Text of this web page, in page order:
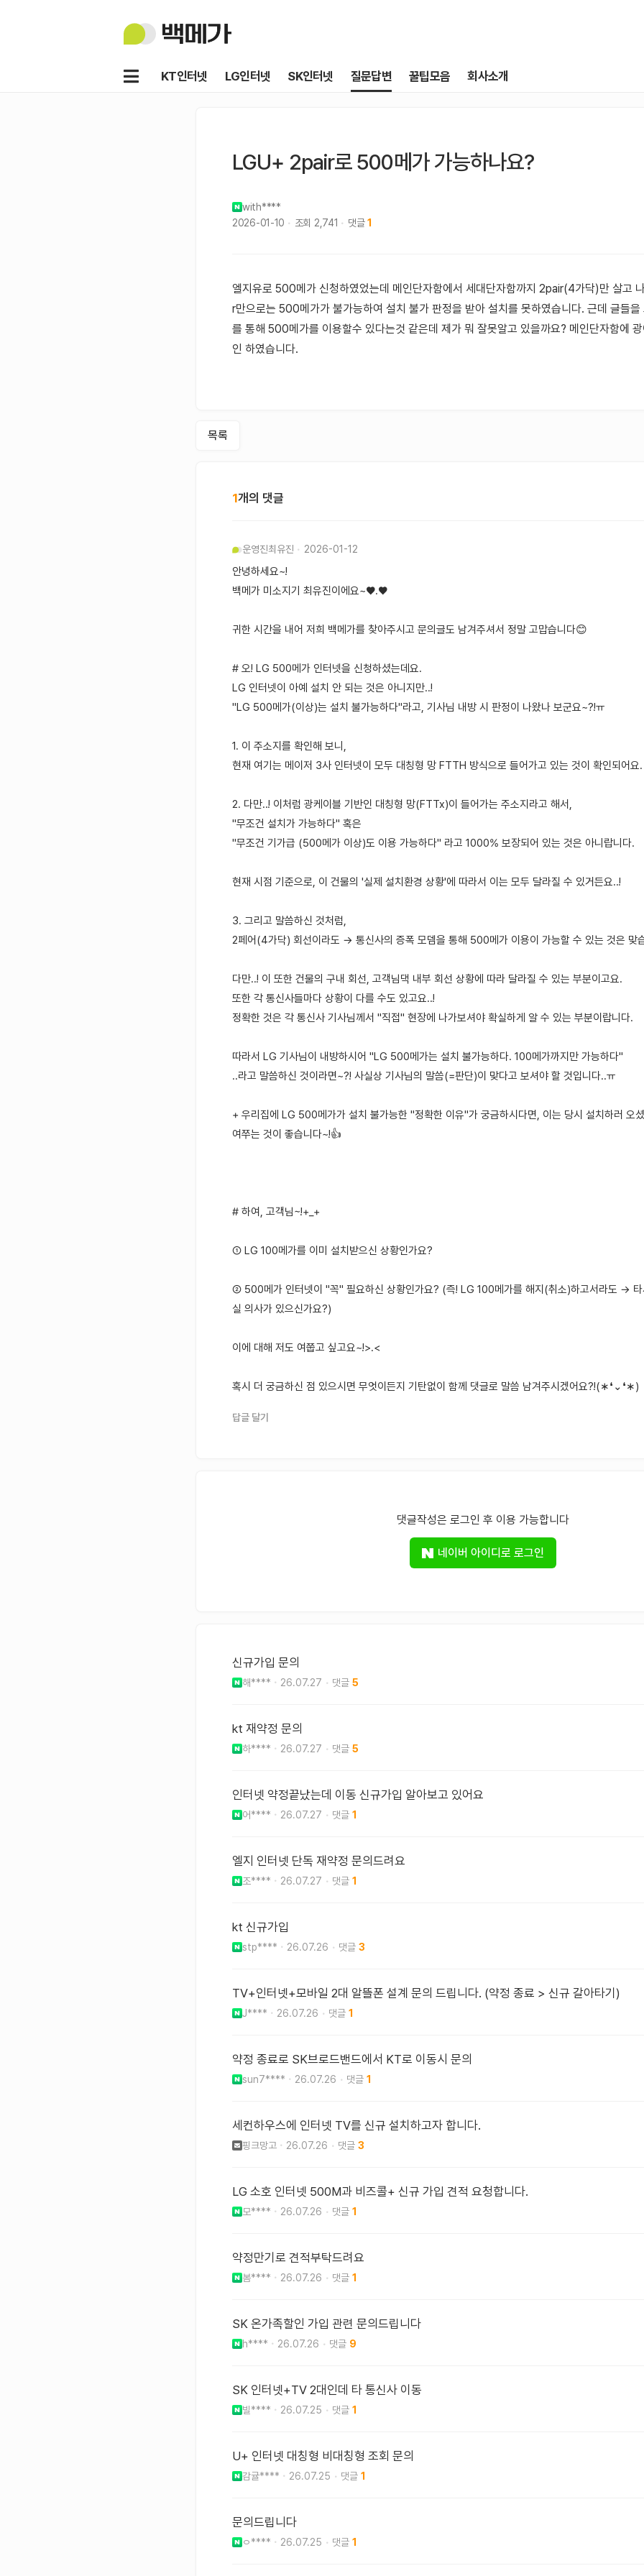
백
KT인터넷
LG인터넷 SK인터넷 질문답변 꿀팁모음 회사소개
메
LGU+ 2pair로 500메가 가능하나요?
with****
2026-01-10
조회 2,741 댓글 1
엘지유로 500메가 신청하였었는데 메인단자함에서 세대단자함까지 2pair(4가닥)만 살고
r만으로는 500메가가 불가능하여 설치 불가 판정을 받아 설치를 못하였습니다. 근데 글들을
를 통해 500메가를 이용할수 있다는것 같은데 제가 뭐 잘못알고 있을까요? 메인단자함에
인 하였습니다.
목록
1개의 댓글
운영진최유진 2026-01-12
안녕하세요~!
백메가 미소지기 최유진이에요~♥.♥
귀한 시간을 내어 저희 백메가를 찾아주시고 문의글도 남겨주셔서 정말 고맙습니다😊
# 오! LG 500메가 인터넷을 신청하셨는데요.
LG 인터넷이 아예 설치 안 되는 것은 아니지만..!
"LG 500메가(이상)는 설치 불가능하다"라고, 기사님 내방 시 판정이 나왔나 보군요~?!ㅠ
1. 이 주소지를 확인해 보니,
현재 여기는 메이저 3사 인터넷이 모두 대칭형 망 FTTH 방식으로 들어가고 있는 것이 확인되어요.
2. 다만..! 이처럼 광케이블 기반인 대칭형 망(FTTx)이 들어가는 주소지라고 해서,
"무조건 설치가 가능하다" 혹은
"무조건 기가급 (500메가 이상)도 이용 가능하다" 라고 1000% 보장되어 있는 것은 아니랍니다.
현재 시점 기준으로, 이 건물의 '실제 설치환경 상황'에 따라서 이는 모두 달라질 수 있거든요..!
3. 그리고 말씀하신 것처럼,
2페어(4가닥) 회선이라도 → 통신사의 증폭 모뎀을 통해 500메가 이용이 가능할 수 있는 것은 맞
다만..! 이 또한 건물의 구내 회선, 고객님댁 내부 회선 상황에 따라 달라질 수 있는 부분이고요.
또한 각 통신사들마다 상황이 다를 수도 있고요..!
정확한 것은 각 통신사 기사님께서 "직접" 현장에 나가보셔야 확실하게 알 수 있는 부분이랍니다.
따라서 LG 기사님이 내방하시어 "LG 500메가는 설치 불가능하다. 100메가까지만 가능하다"
..라고 말씀하신 것이라면~?! 사실상 기사님의 말씀(=판단)이 맞다고 보셔야 할 것입니다..ㅠ
+ 우리집에 LG 500메가가 설치 불가능한 "정확한 이유"가 궁금하시다면, 이는 당시 설치하러 오
여쭈는 것이 좋습니다~!👍
# 하여, 고객님~!+_+
① LG 100메가를 이미 설치받으신 상황인가요?
② 500메가 인터넷이 "꼭" 필요하신 상황인가요? (즉! LG 100메가를 해지(취소)하고서라도 →
실 의사가 있으신가요?)
이에 대해 저도 여쭙고 싶고요~!>.<
혹시 더 궁금하신 점 있으시면 무엇이든지 기탄없이 함께 댓글로 말씀 남겨주시겠어요?!(∗❛⌄❛∗)
답글 달기
댓글작성은 로그인 후 이용 가능합니다
네이버 아이디로 로그인
신규가입 문의
해**** 26.07.27 5
kt 재약정 문의
하**** 26.07.27 5
인터넷 약정끝났는데 이동 신규가입 알아보고 있어요
어**** 26.07.27 1
엘지 인터넷 단독 재약정 문의드려요
조**** 26.07.27 1
kt 신규가입
stp**** 26.07.26 3
TV+인터넷+모바일 2대 알뜰폰 설계 문의 드립니다. (약정 종료 > 신규 갈아타기)
J**** 26.07.26 1
약정 종료로 SK브로드밴드에서 KT로 이동시 문의
sun7**** 26.07.26 1
세컨하우스에 인터넷 TV를 신규 설치하고자 합니다.
핑크망고 26.07.26 3
LG 소호 인터넷 500M과 비즈콜+ 신규 가입 견적 요청합니다.
모**** 26.07.26 1
약정만기로 견적부탁드려요
봄**** 26.07.26 1
SK 온가족할인 가입 관련 문의드립니다
h**** 26.07.26 9
SK 인터넷+TV 2대인데 타 통신사 이동
빌**** 26.07.25 1
U+ 인터넷 대칭형 비대칭형 조회 문의
감귤**** 26.07.25 1
문의드립니다
ㅇ**** 26.07.25 1